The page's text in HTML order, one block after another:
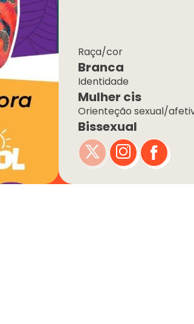
Branca
Raça/cor
Mulher cis
Identidade
Bissexual
Orienteção sexual/